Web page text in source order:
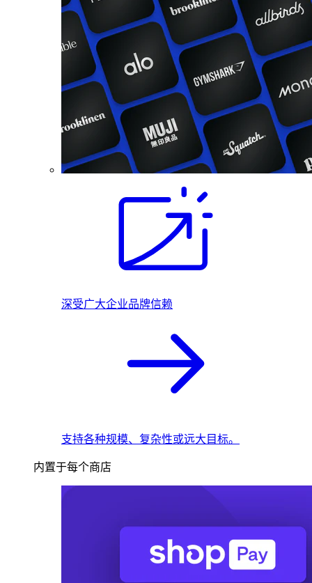
深受广大企业品牌信赖
支持各种规模、复杂性或远大目标。
内置于每个商店